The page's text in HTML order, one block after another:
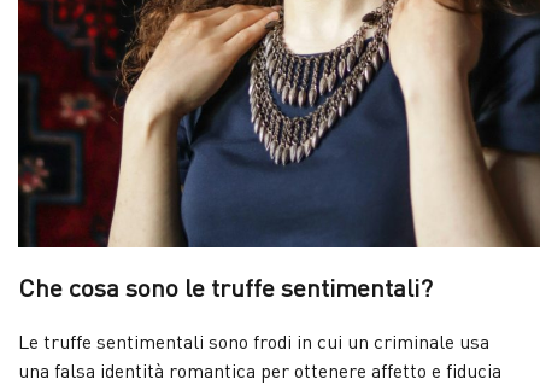
Che cosa sono le truffe sentimentali?
Le truffe sentimentali sono frodi in cui un criminale usa
una falsa identità romantica per ottenere affetto e fiducia